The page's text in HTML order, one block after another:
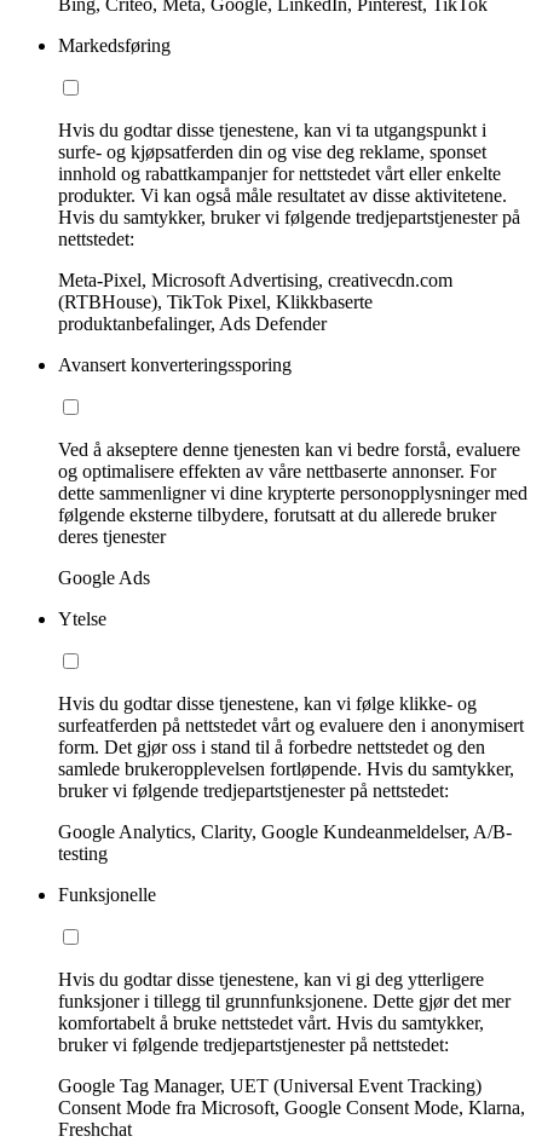
Bing, Criteo, Meta, Google, LinkedIn, Pinterest, TikTok
Markedsføring
Hvis du godtar disse tjenestene, kan vi ta utgangspunkt i
surfe- og kjøpsatferden din og vise deg reklame, sponset
innhold og rabattkampanjer for nettstedet vårt eller enkelte
produkter. Vi kan også måle resultatet av disse aktivitetene.
Hvis du samtykker, bruker vi følgende tredjepartstjenester på
nettstedet:
Meta-Pixel, Microsoft Advertising, creativecdn.com
(RTBHouse), TikTok Pixel, Klikkbaserte
produktanbefalinger, Ads Defender
Avansert konverteringssporing
Ved å akseptere denne tjenesten kan vi bedre forstå, evaluere
og optimalisere effekten av våre nettbaserte annonser. For
dette sammenligner vi dine krypterte personopplysninger med
følgende eksterne tilbydere, forutsatt at du allerede bruker
deres tjenester
Google Ads
Ytelse
Hvis du godtar disse tjenestene, kan vi følge klikke- og
surfeatferden på nettstedet vårt og evaluere den i anonymisert
form. Det gjør oss i stand til å forbedre nettstedet og den
samlede brukeropplevelsen fortløpende. Hvis du samtykker,
bruker vi følgende tredjepartstjenester på nettstedet:
Google Analytics, Clarity, Google Kundeanmeldelser, A/B-
testing
Funksjonelle
Hvis du godtar disse tjenestene, kan vi gi deg ytterligere
funksjoner i tillegg til grunnfunksjonene. Dette gjør det mer
komfortabelt å bruke nettstedet vårt. Hvis du samtykker,
bruker vi følgende tredjepartstjenester på nettstedet:
Google Tag Manager, UET (Universal Event Tracking)
Consent Mode fra Microsoft, Google Consent Mode, Klarna,
Freshchat